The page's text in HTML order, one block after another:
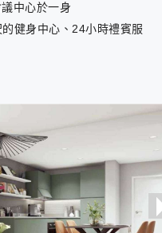
中心於一身
健身中心、24小時禮賓服